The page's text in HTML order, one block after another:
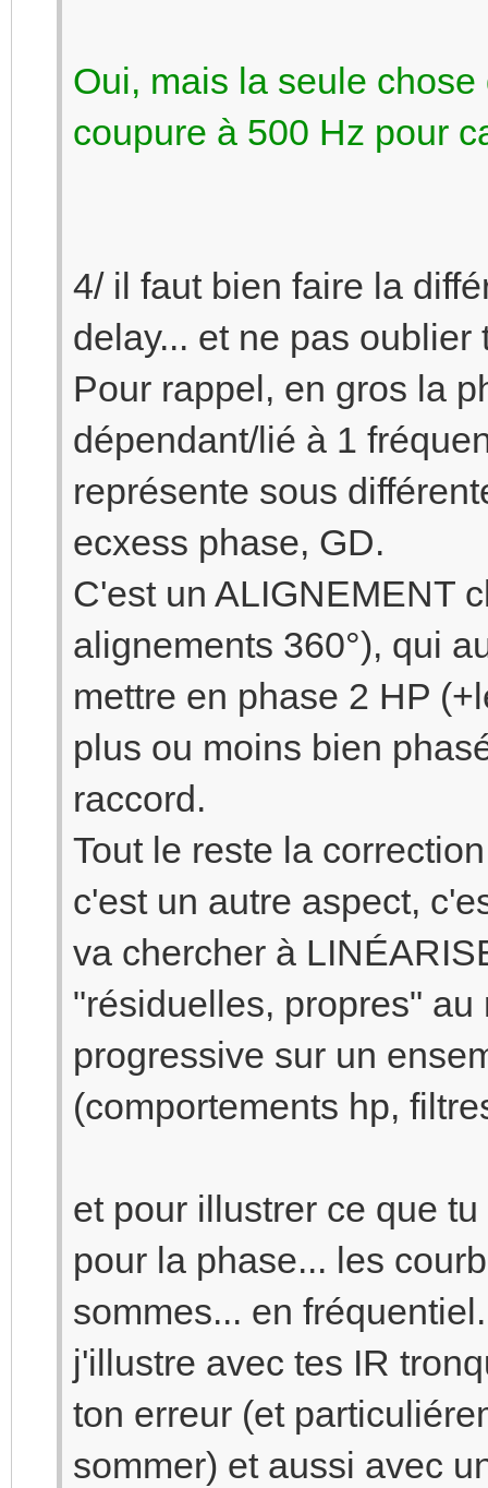
Oui, mais la seule
coupure à 500 Hz pour
4/ il faut bien faire la
delay... et ne pas oublier
Pour rappel, en gros la
dépendant/lié à 1
représente sous
ecxess phase, GD.
C'est un ALIGNEMENT
alignements 360°), qui
mettre en phase 2 HP
plus ou moins bien
raccord.
Tout le reste la
c'est un autre aspect,
va chercher à
"résiduelles, propres"
progressive sur un
(comportements hp,
et pour illustrer ce que
pour la phase... les
sommes... en
j'illustre avec tes IR
ton erreur (et
sommer) et aussi avec